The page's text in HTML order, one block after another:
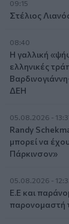
09:15
Στέλιος
08:40
Η γαλλική
ελληνικές
ΔΕΗ
05.08.2026 -
Randy
μπορεί να
Πάρκινσον»
05.08.2026 -
Ε.Ε και
παρονομαστή